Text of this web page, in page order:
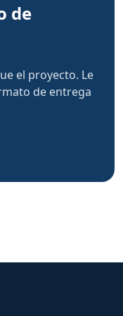
de
el proyecto. Le
de entrega